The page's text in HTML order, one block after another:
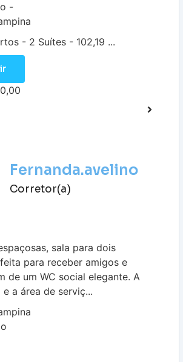
-
- 2 Suítes - 102,19 ...
Fernanda.avelino
Corretor(a)
sala para dois
para receber amigos e
de um WC social elegante. A
a área de serviç...